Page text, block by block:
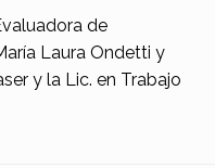
de
Laura Ondetti y
y la Lic. en Trabajo